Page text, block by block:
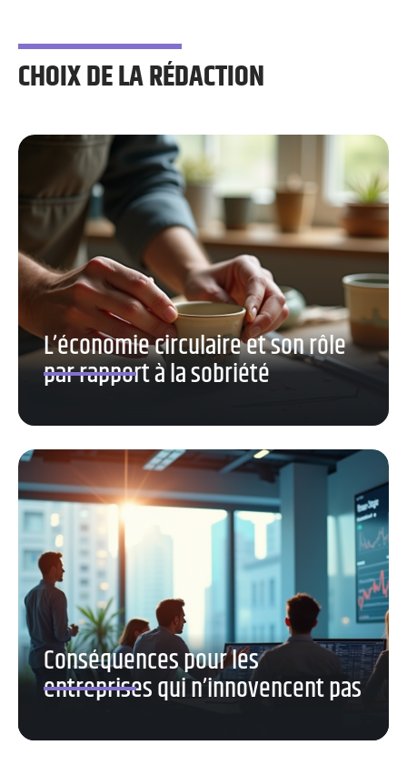
CHOIX DE LA RÉDACTION
L’économie circulaire et son rôle
par rapport à la sobriété
Conséquences pour les
entreprises qui n’innovencent pas